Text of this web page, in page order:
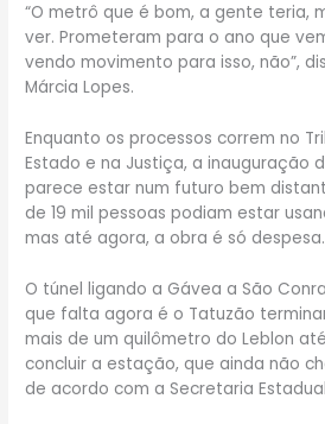
“O metrô que é bom, a gente teria,
ver. Prometeram para o ano que
vendo movimento para isso, não”,
Márcia Lopes.
Enquanto os processos correm no
Estado e na Justiça, a inauguração
parece estar num futuro bem
de 19 mil pessoas podiam estar
mas até agora, a obra é só despesa.
O túnel ligando a Gávea a São
que falta agora é o Tatuzão
mais de um quilômetro do Leblon
concluir a estação, que ainda não
de acordo com a Secretaria